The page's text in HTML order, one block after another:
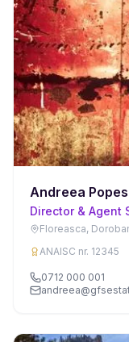
Andreea
Director & Agent
Floreasca,
ANAISC nr. 12345
0712 000 001